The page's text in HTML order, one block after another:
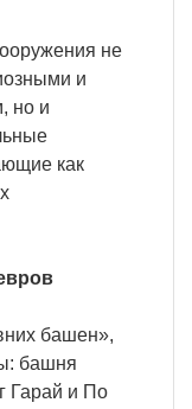
не
и
но и
как
башен»,
башня
Гарай и По